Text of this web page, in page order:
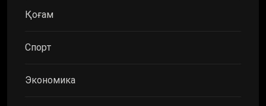
Қоғам
Спорт
Экономика